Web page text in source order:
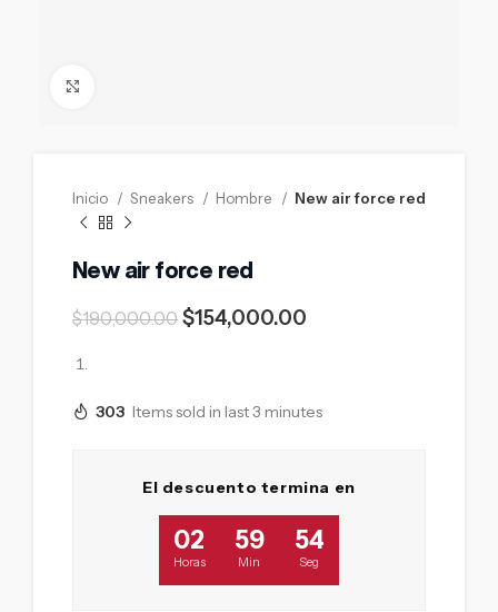
Inicio Sneakers Hombre New air force red
New air force red
$190,000.00 $154,000.00
303 Items sold in last 3 minutes
El descuento termina en
02
Horas
59
Min
53
Seg